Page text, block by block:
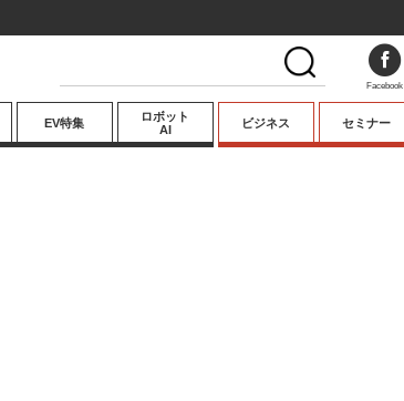
EV特集
ロボット
AI
ビジネス セミナー
Facebook